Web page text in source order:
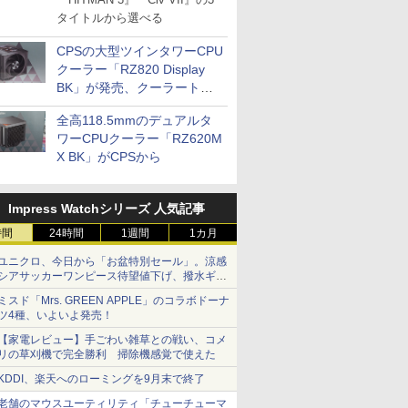
タイトルから選べる
CPSの大型ツインタワーCPU
クーラー「RZ820 Display
BK」が発売、クーラートッ
プに5インチ液晶搭載
全高118.5mmのデュアルタ
ワーCPUクーラー「RZ620M
X BK」がCPSから
Impress Watchシリーズ 人気記事
24時間 1週間 1カ月
ニクロ、今日から「お盆特別セール」。涼感
アサッカーワンピース待望値下げ、撥水ギア
ョーツは1990円に
スド「Mrs. GREEN APPLE」のコラボドーナ
4種、いよいよ発売！
家電レビュー】手ごわい雑草との戦い、コメ
の草刈機で完全勝利 掃除機感覚で使えた
、楽天へのローミングを9月末で終了
舗のマウスユーティリティ「チューチューマ